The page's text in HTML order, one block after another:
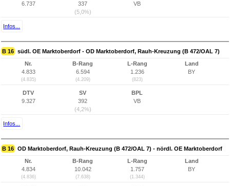
6.737
337
(5,0%)
VB
Infos...
B 16 südl. OE Marktoberdorf - OD Marktoberdorf, Rauh-Kreuzung (B 472/OAL 7)
Nr.
4.833
(4.835)
B-Rang
6.594
(4.209)
L-Rang
1.236
(823)
Land
BY
DTV
9.327
SV
392
(4,2%)
BPL
VB
Infos...
B 16 OD Marktoberdorf, Rauh-Kreuzung (B 472/OAL 7) - nördl. OE Marktoberdorf
Nr.
4.834
(4.836)
B-Rang
10.042
(7.638)
L-Rang
1.757
(1.344)
Land
BY